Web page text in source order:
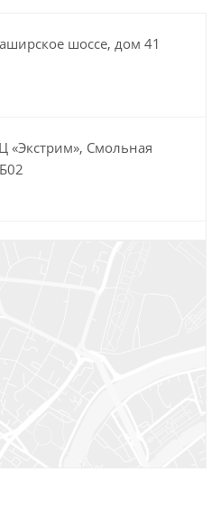
шоссе, дом 41
«Экстрим», Смольная
ТЦ СпортЕХ, Москва,